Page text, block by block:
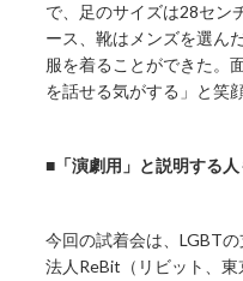
で、足のサイズは28セン
ース、靴はメンズを選ん
服を着ることができた。
を話せる気がする」と笑
■「演劇用」と説明する人
今回の試着会は、LGBT
法人ReBit（リビット、